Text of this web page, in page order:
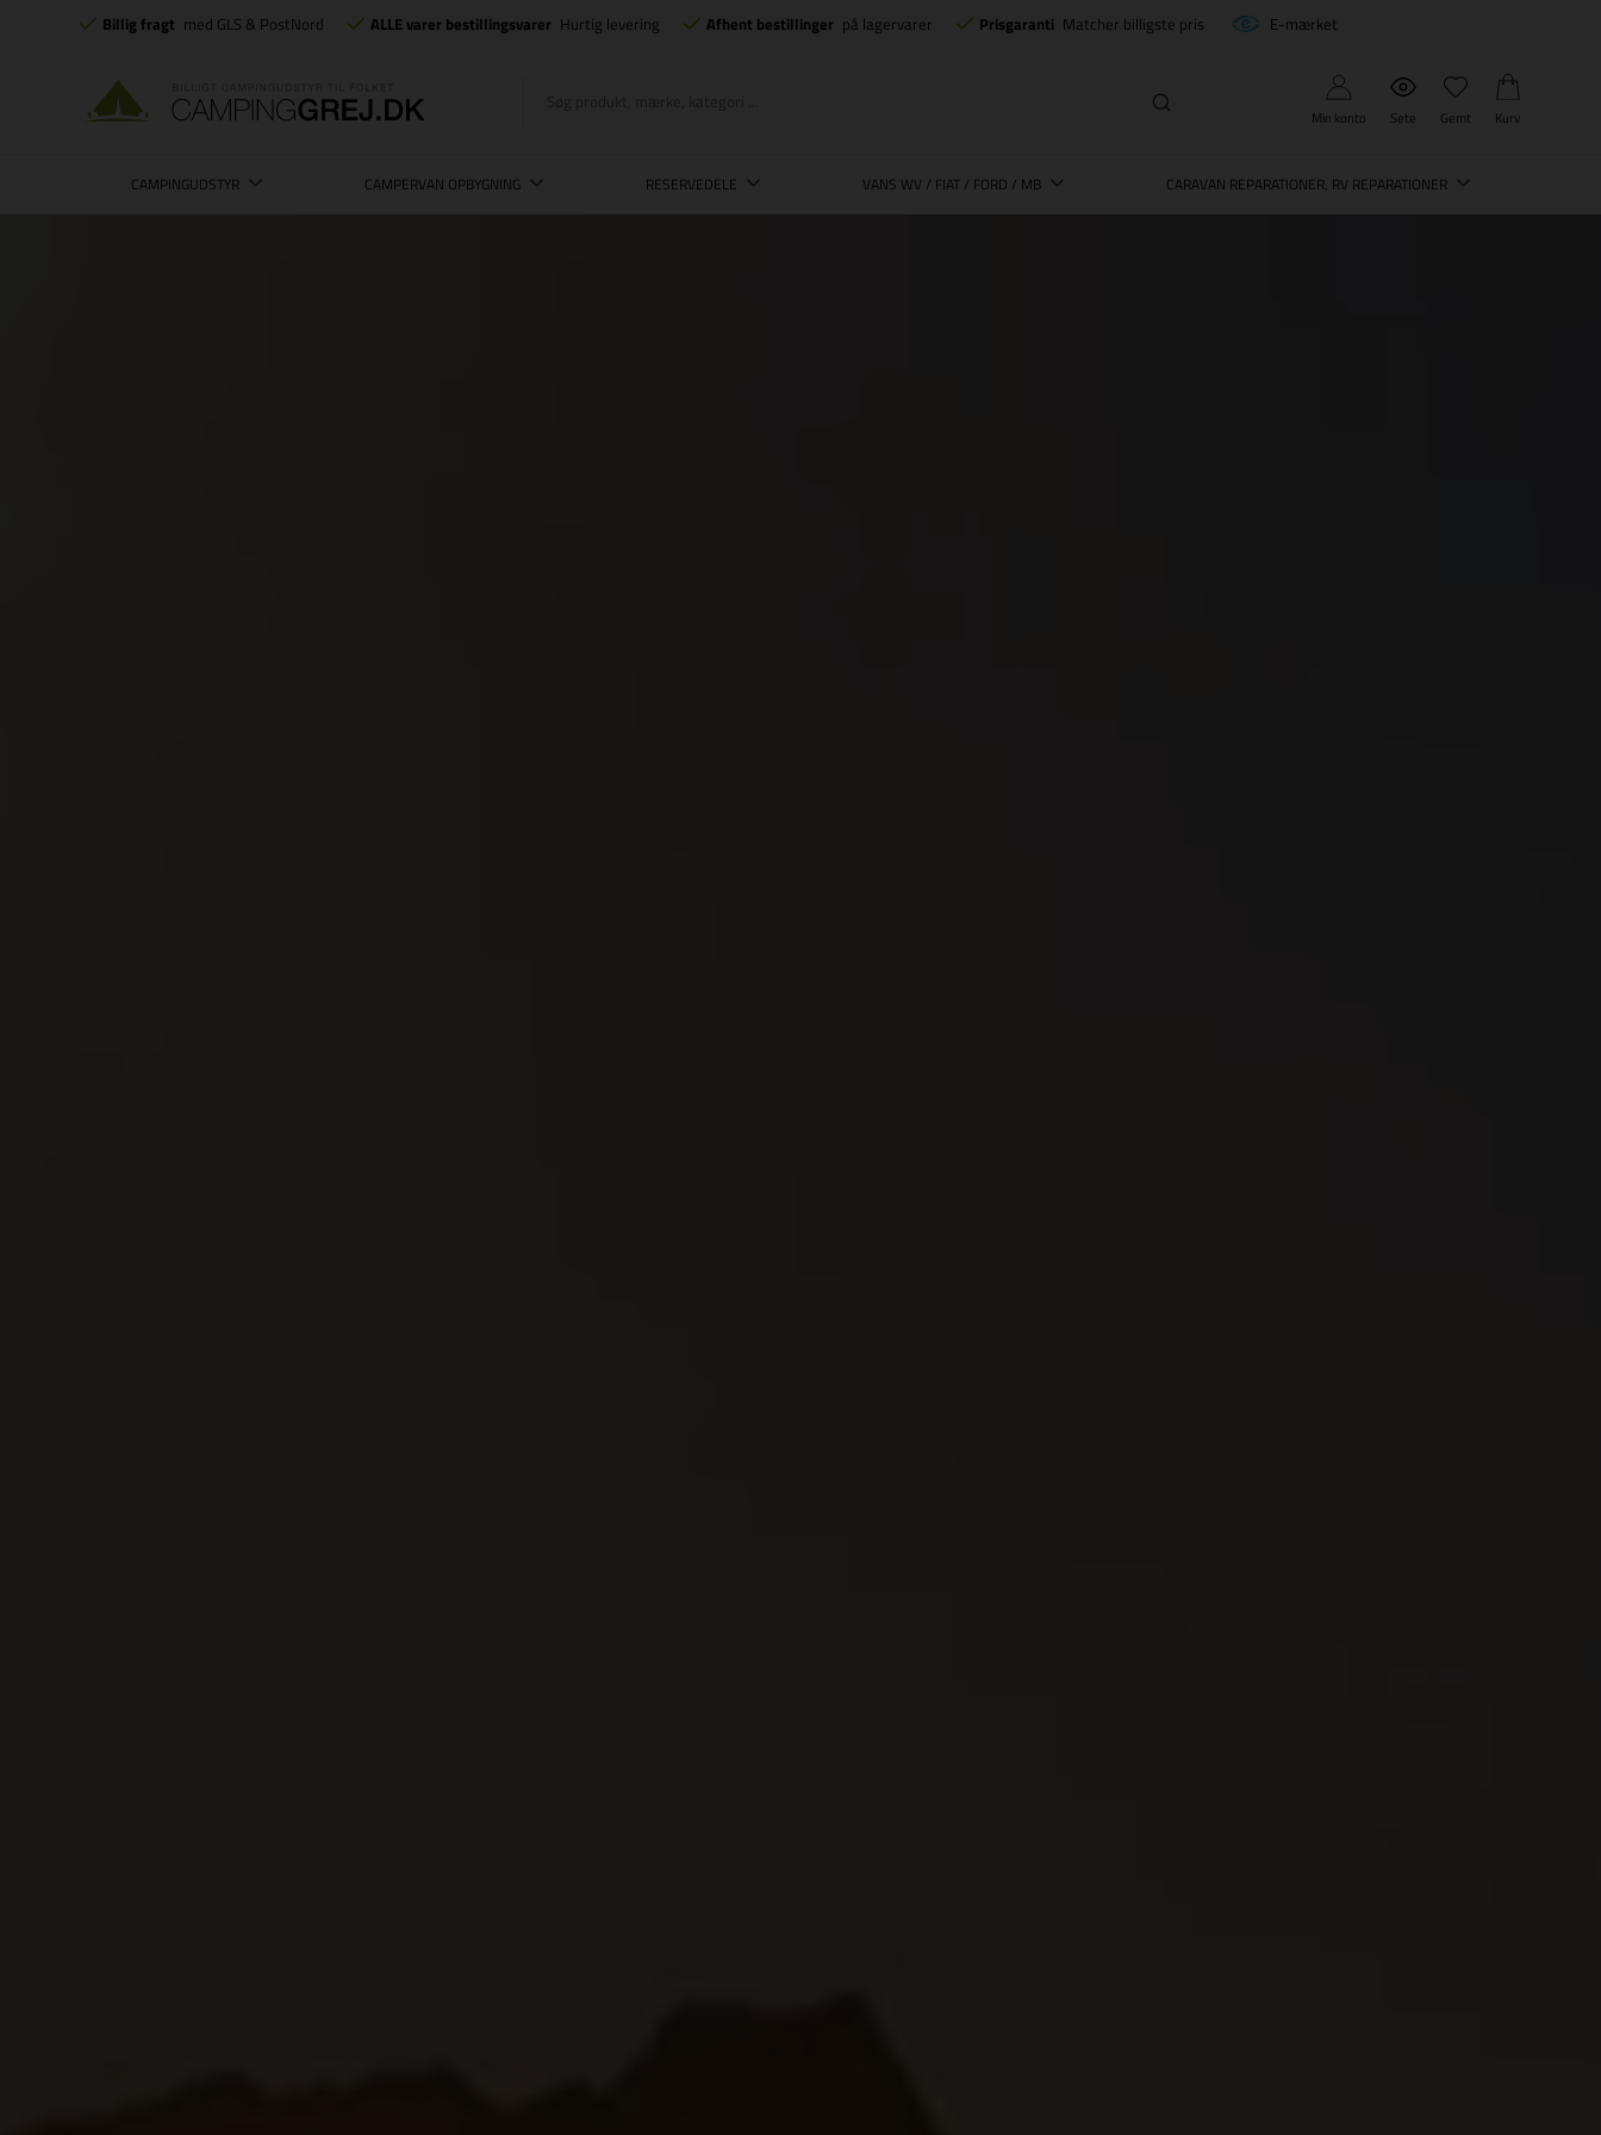
Billig fragt med GLS & PostNord ALLE varer bestillingsvarer Hurtig levering Afhent bestillinger på lagervarer Prisgaranti Matcher billigste pris E-mærket
Min konto Sete Gemt Kurv
CAMPINGUDSTYR CAMPERVAN OPBYGNING RESERVEDELE VANS WV / FIAT / FORD / MB CARAVAN REPARATIONER, RV REPARATIONER